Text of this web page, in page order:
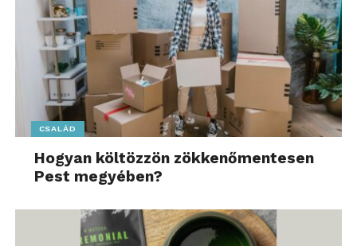
CSALÁD
Hogyan költözzön zökkenőmentesen
Pest megyében?